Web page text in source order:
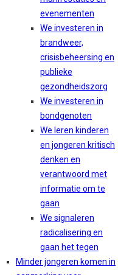
evenementen
We investeren in
brandweer,
crisisbeheersing en
publieke
gezondheidszorg
We investeren in
bondgenoten
We leren kinderen
en jongeren kritisch
denken en
verantwoord met
informatie om te
gaan
We signaleren
radicalisering en
gaan het tegen
Minder jongeren komen in